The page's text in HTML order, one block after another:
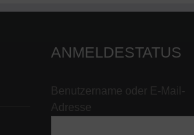
ANMELDESTATUS
Benutzername oder E-Mail-
Adresse